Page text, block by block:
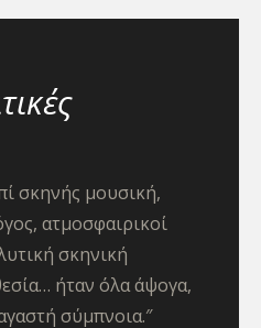
σκηνής μουσική,
ατμοσφαιρικοί
σκηνική
ήταν όλα άψογα,
σύμπνοια.″